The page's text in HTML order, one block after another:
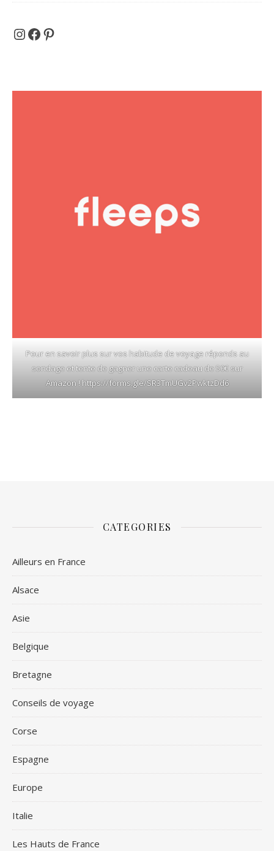
Et si on partait en voyage ...
Facebook
Pinterest
Pour en savoir plus sur vos habitude de voyage réponds au
sondage et tente de gagner une carte cadeau de 50€ sur
Amazon !https://forms.gle/SR3TmUGv2PwktzDd6
CATEGORIES
Ailleurs en France
Alsace
Asie
Belgique
Bretagne
Conseils de voyage
Corse
Espagne
Europe
Italie
Les Hauts de France